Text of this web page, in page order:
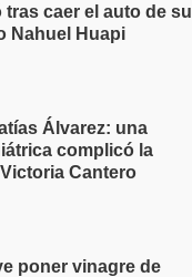
tras caer el auto de su
Nahuel Huapi
Álvarez: una
complicó la
Cantero
poner vinagre de